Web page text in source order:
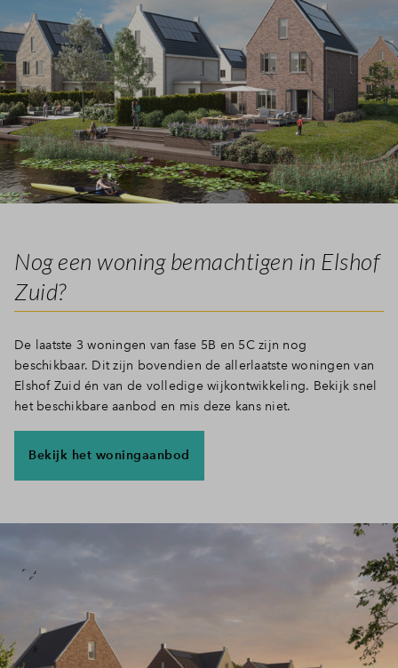
Inloggen
Nog een woning bemachtigen in Elshof
Zuid?
De laatste 3 woningen van fase 5B en 5C zijn nog
beschikbaar. Dit zijn bovendien de allerlaatste woningen van
Elshof Zuid én van de volledige wijkontwikkeling. Bekijk snel
het beschikbare aanbod en mis deze kans niet.
Bekijk het woningaanbod